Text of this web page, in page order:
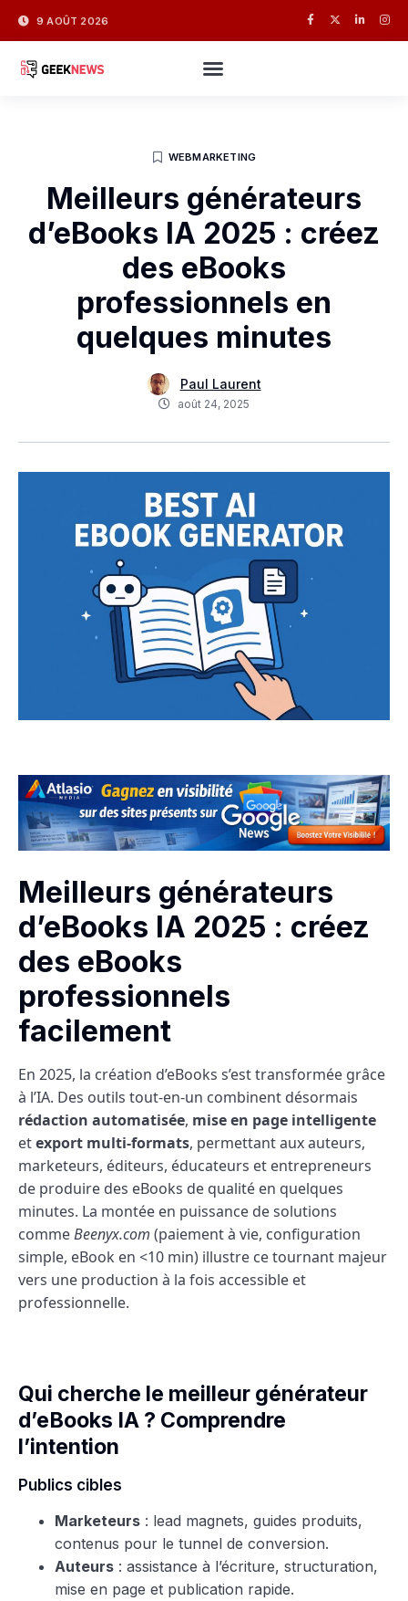
9 AOÛT 2026
WEBMARKETING
Meilleurs générateurs
d’eBooks IA 2025 : créez
des eBooks
professionnels en
quelques minutes
Paul Laurent
août 24, 2025
Meilleurs générateurs
d’eBooks IA 2025 : créez
des eBooks
professionnels
facilement
En 2025, la création d’eBooks s’est transformée grâce
à l’IA. Des outils tout-en-un combinent désormais
rédaction automatisée, mise en page intelligente
etexport multi-formats, permettant aux auteurs,
marketeurs, éditeurs, éducateurs et entrepreneurs
de produire des eBooks de qualité en quelques
minutes. La montée en puissance de solutions
commeBeenyx.com (paiement à vie, configuration
simple, eBook en <10 min) illustre ce tournant majeur
vers une production à la fois accessible et
professionnelle.
Qui cherche le meilleur générateur
d’eBooks IA ? Comprendre
l’intention
Publics cibles
Marketeurs : lead magnets, guides produits,
contenus pour le tunnel de conversion.
Auteurs : assistance à l’écriture, structuration,
mise en page et publication rapide.